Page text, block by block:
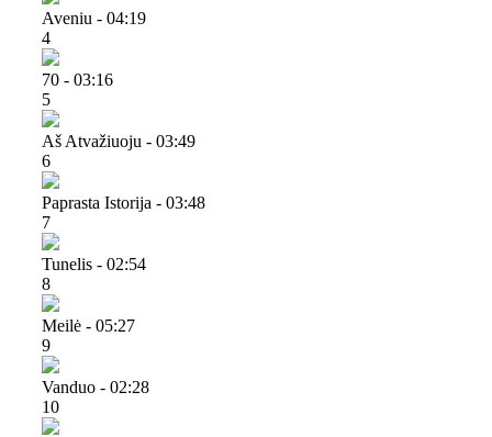
Aveniu - 04:19
4
70 - 03:16
5
Aš Atvažiuoju - 03:49
6
Paprasta Istorija - 03:48
7
Tunelis - 02:54
8
Meilė - 05:27
9
Vanduo - 02:28
10